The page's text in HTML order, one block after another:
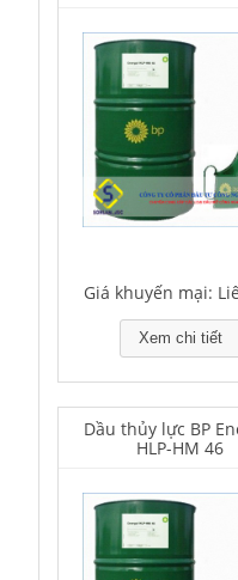
Giá khuyến mại:
Xem chi tiết
Dầu thủy lực BP
HLP-HM 46